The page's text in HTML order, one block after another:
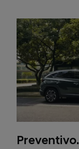
Preventivo.